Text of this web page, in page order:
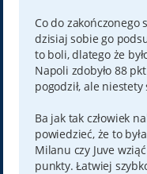
Co do zakończonego
dzisiaj sobie go
to boli, dlatego że
Napoli zdobyło 88
pogodził, ale
Ba jak tak człowiek
powiedzieć, że to
Milanu czy Juve
punkty. Łatwiej